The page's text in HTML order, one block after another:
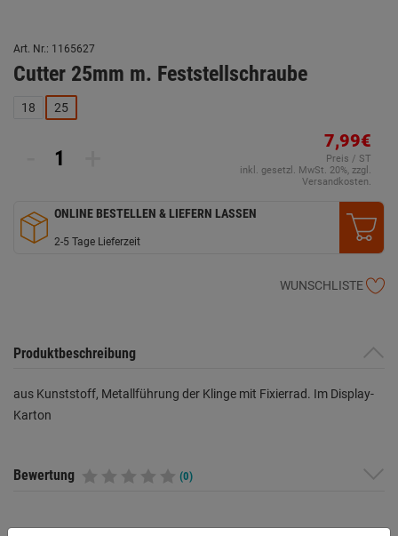
Art. Nr.: 1165627
Cutter 25mm m. Feststellschraube
18 25
7,99€
Preis / ST
inkl. gesetzl. MwSt. 20%, zzgl.
Versandkosten.
ONLINE BESTELLEN & LIEFERN LASSEN
2-5 Tage Lieferzeit
WUNSCHLISTE
Produktbeschreibung
aus Kunststoff, Metallführung der Klinge mit Fixierrad. Im Display-
Karton
Bewertung (0)